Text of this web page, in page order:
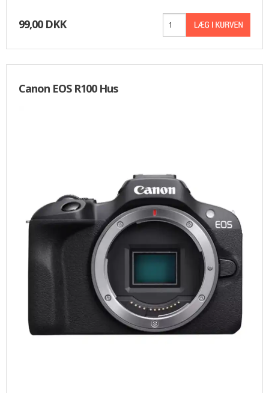
99,00 DKK
Canon EOS R100 Hus